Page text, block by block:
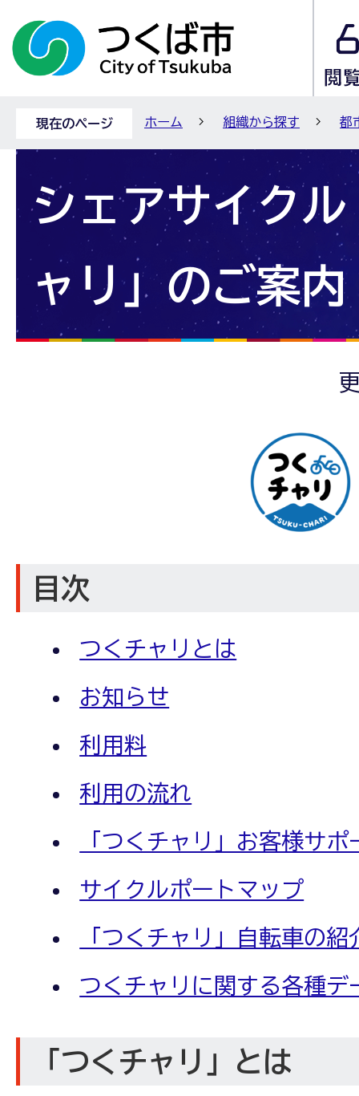
現在のページ ホーム 組織から探す 都
シェアサイクル
ャリ」のご案内
目次
つくチャリとは
お知らせ
利用料
利用の流れ
「つくチャリ」お客様サポ
サイクルポートマップ
「つくチャリ」自転車の紹
つくチャリに関する各種デ
「つくチャリ」とは